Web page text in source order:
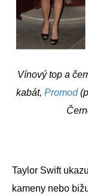
Vínový top a
kabát, Promod
Taylor Swift
kameny nebo